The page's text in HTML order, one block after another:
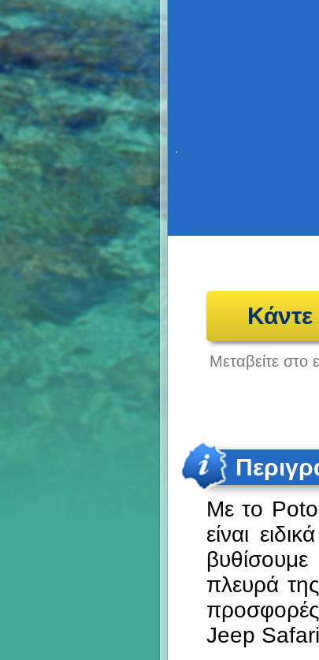
Μεταβείτε
Με το
είναι
πλευρά
Jeep Safari